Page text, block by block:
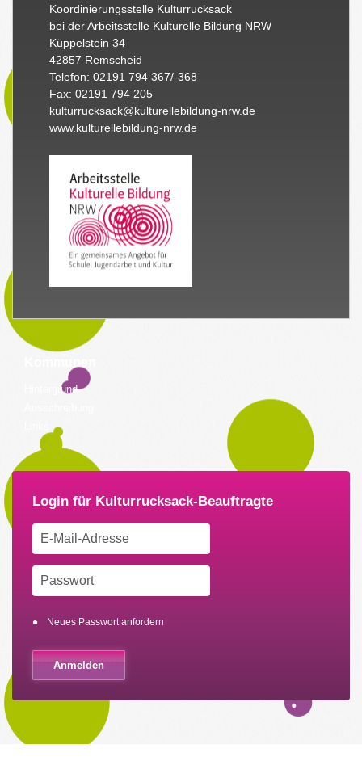
Koordinierungsstelle Kulturrucksack
bei der Arbeitsstelle Kulturelle Bildung NRW
Küppelstein 34
42857 Remscheid
Telefon: 02191 794 367/-368
Fax: 02191 794 205
kulturrucksack@kulturellebildung-nrw.de
www.kulturellebildung-nrw.de
Hintergrund
Neues Passwort anfordern